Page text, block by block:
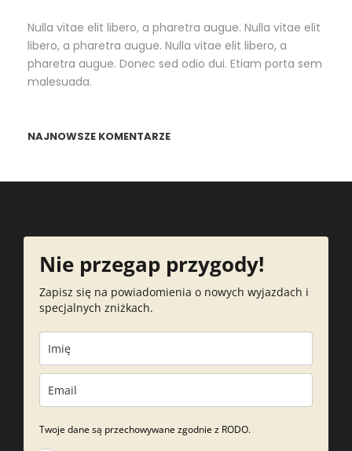
Nulla vitae elit libero, a pharetra augue. Nulla vitae elit
libero, a pharetra augue. Nulla vitae elit libero, a
pharetra augue. Donec sed odio dui. Etiam porta sem
malesuada.
NAJNOWSZE KOMENTARZE
Nie przegap przygody!
Zapisz się na powiadomienia o nowych wyjazdach i
specjalnych zniżkach.
Twoje dane są przechowywane zgodnie z RODO.